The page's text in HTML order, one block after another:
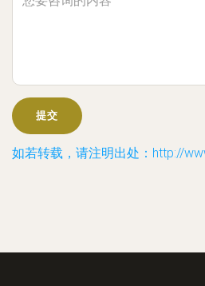
如若转载，请注明出处：http://